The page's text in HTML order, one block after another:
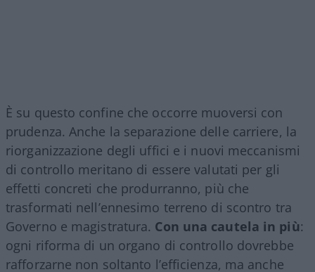
È su questo confine che occorre muoversi con
prudenza. Anche la separazione delle carriere, la
riorganizzazione degli uffici e i nuovi meccanismi
di controllo meritano di essere valutati per gli
effetti concreti che produrranno, più che
trasformati nell’ennesimo terreno di scontro tra
Governo e magistratura. Con una cautela in più:
ogni riforma di un organo di controllo dovrebbe
rafforzarne non soltanto l’efficienza, ma anche